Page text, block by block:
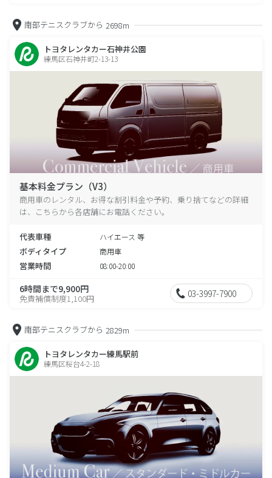
南部テニスクラブから 2698m
トヨタレンタカー石神井公園
練馬区石神井町2-13-13
基本料金プラン（V3）
商用車のレンタル、お得な割引料金や予約、乗り捨てなどの詳細
は、こちらから各店舗にお電話ください。
代表車種 ハイエース 等
ボディタイプ 商用車
営業時間 08:00-20:00
6時間まで9,900円
免責補償制度1,100円 03-3997-7900
南部テニスクラブから 2829m
トヨタレンタカー練馬駅前
練馬区桜台4-2-18